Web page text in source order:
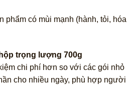
phẩm có mùi mạnh (hành, tỏi, hóa
trọng lượng 700g
chi phí hơn so với các gói nhỏ
cho nhiều ngày, phù hợp người